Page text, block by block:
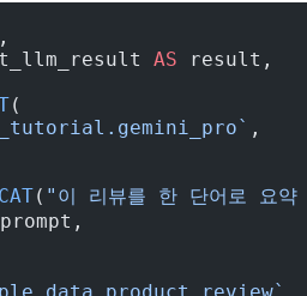
AS result,
(
,
CONCAT
( "이 리뷰를 한 단어로 요약
prompt,